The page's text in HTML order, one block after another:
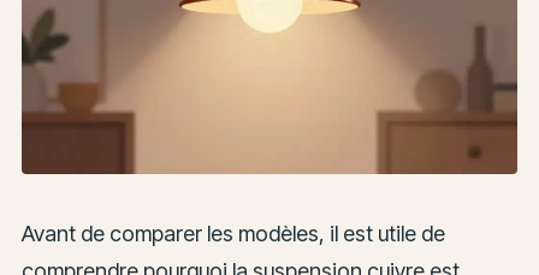
Avant de comparer les modèles, il est utile de